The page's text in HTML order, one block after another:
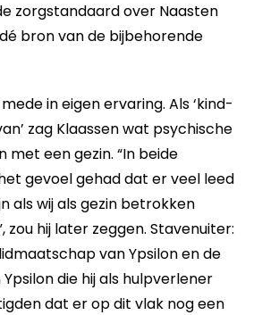
zorgstandaard over Naasten
bron van de bijbehorende
in eigen ervaring. Als ‘kind-
zag Klaassen wat psychische
met een gezin. “In beide
gevoel gehad dat er veel leed
als wij als gezin betrokken
zou hij later zeggen. Stavenuiter:
van Ypsilon en de
die hij als hulpverlener
dat er op dit vlak nog een